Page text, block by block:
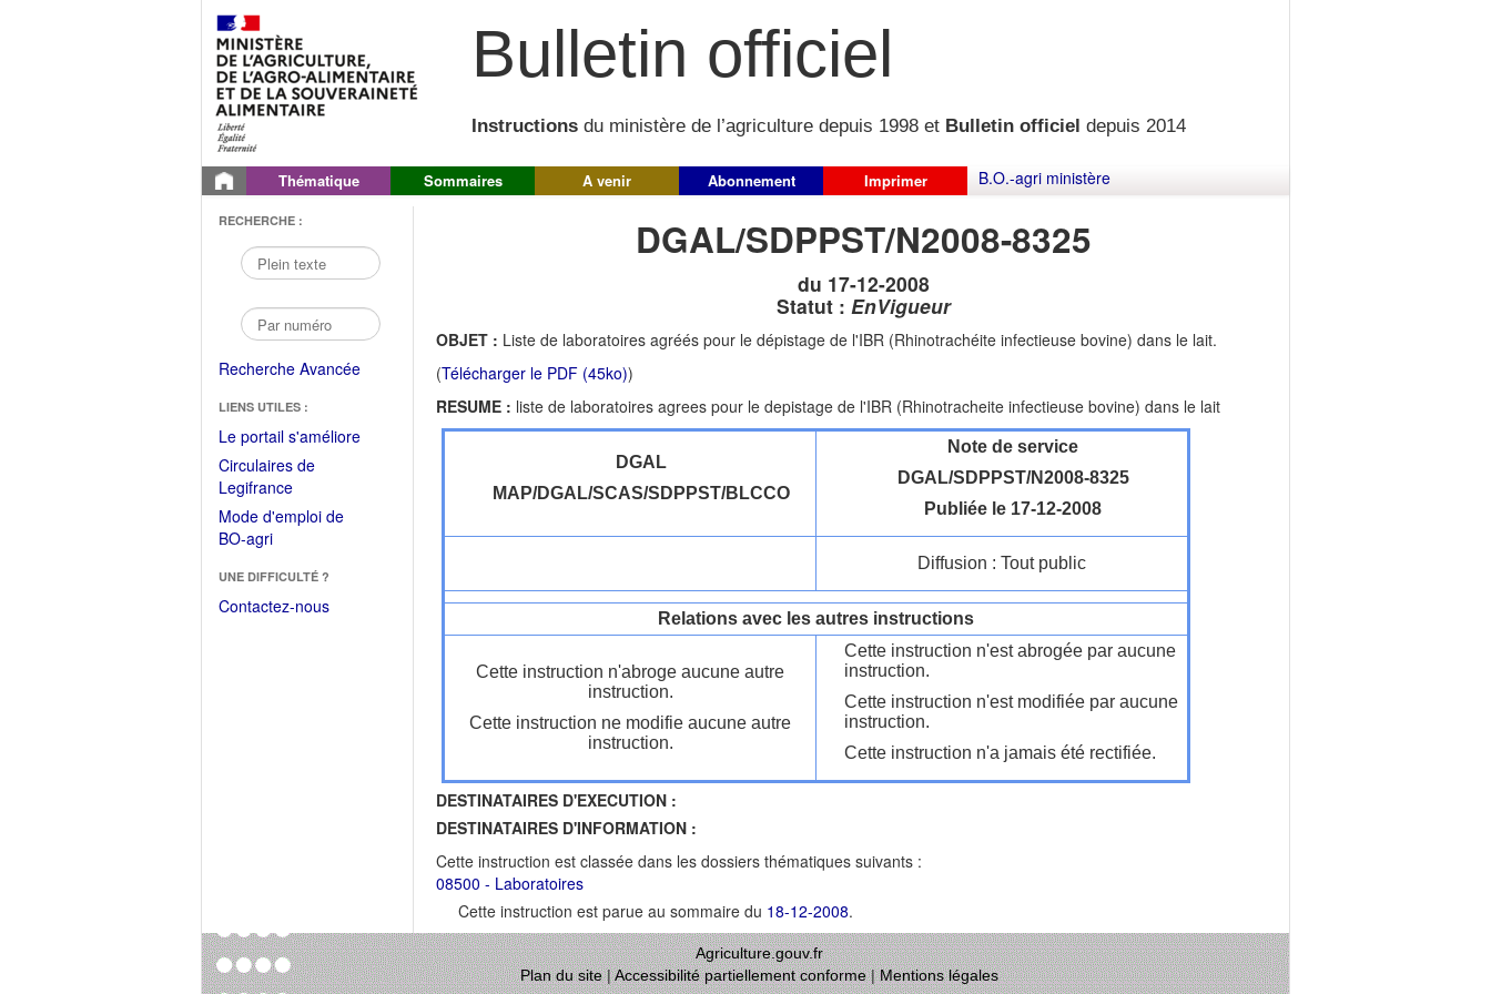
Bulletin officiel
Instructions du ministère de l’agriculture depuis 1998 et Bulletin officiel depuis 2014
Thématique Sommaires A venir Abonnement Imprimer B.O.-agri ministère
RECHERCHE :
Recherche Avancée
LIENS UTILES :
Le portail s'améliore(Fichier
Circulaires de
Legifrance(Ouvrir
dans
une
fenêtre)
Mode d'emploi de
BO-agri(Ouvrir
une
nouvelle
UNE DIFFICULTÉ ?
Contactez-nous
DGAL/SDPPST/N2008-8325
du 17-12-2008
Statut : EnVigueur
OBJET : Liste de laboratoires agréés pour le dépistage de l'IBR (Rhinotrachéite infectieuse bovine) dans le lait.
(Télécharger le PDF (45ko))
RESUME : liste de laboratoires agrees pour le depistage de l'IBR (Rhinotracheite infectieuse bovine) dans le lait
DGAL
MAP/DGAL/SCAS/SDPPST/BLCCO
Note de service
DGAL/SDPPST/N2008-8325
Publiée le 17-12-2008
Diffusion : Tout public
Relations avec les autres instructions
Cette instruction n'abroge aucune autre
instruction.
Cette instruction ne modifie aucune autre
instruction.
Cette instruction n'est abrogée par aucune
instruction.
Cette instruction n'est modifiée par aucune
instruction.
Cette instruction n'a jamais été rectifiée.
DESTINATAIRES D'EXECUTION :
DESTINATAIRES D'INFORMATION :
Cette instruction est classée dans les dossiers thématiques suivants :
08500 - Laboratoires
Cette instruction est parue au sommaire du 18-12-2008.
Agriculture.gouv.fr
Plan du site|Accessibilité partiellement conforme|Mentions légales